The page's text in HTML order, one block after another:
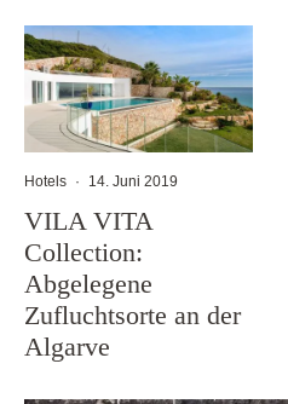
Hotels · 14. Juni 2019
VILA VITA
Collection:
Abgelegene
Zufluchtsorte an der
Algarve